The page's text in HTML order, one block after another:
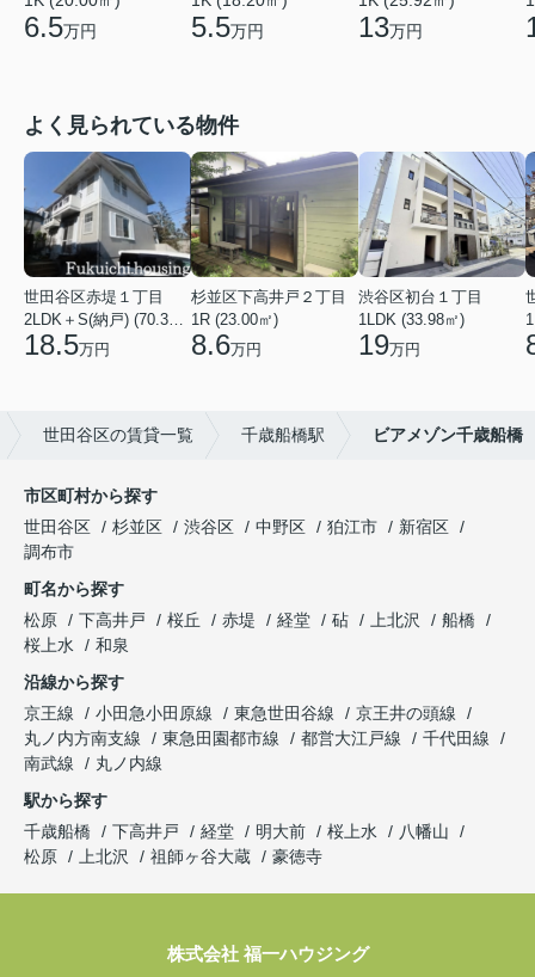
6.5万円 5.5万円 13万円
よく見られている物件
世田谷区赤堤１丁目
2LDK＋S(納戸) (70.38㎡)
18.5万円
杉並区下高井戸２丁目
1R (23.00㎡)
8.6万円
渋谷区初台１丁目
1LDK (33.98㎡)
19万円
世田谷区の賃貸一覧 千歳船橋駅 ビアメゾン千歳船橋
市区町村から探す
世田谷区
杉並区 渋谷区 中野区 狛江市
新宿区
調布市
町名から探す
松原
下高井戸 桜丘 赤堤 経堂 砧 上北沢
船橋
桜上水
和泉
沿線から探す
京王線
小田急小田原線 東急世田谷線
京王井の頭線
丸ノ内方南支線
東急田園都市線 都営大江戸線
千代田線
南武線
丸ノ内線
駅から探す
千歳船橋
下高井戸 経堂 明大前 桜上水
八幡山
松原
上北沢 祖師ヶ谷大蔵 豪徳寺
株式会社 福一ハウジング